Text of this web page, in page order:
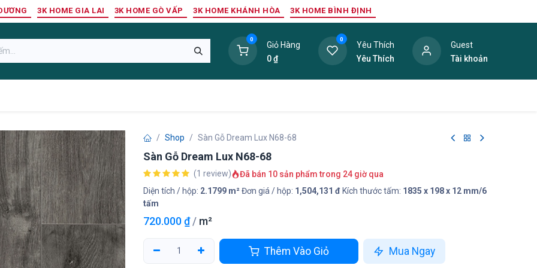
3K HOME GIA LAI 3K HOME GÒ VẤP 3K HOME KHÁNH HÒA 3K HOME BÌNH ĐỊNH
0
Giỏ Hàng
0₫
0
Yêu Thích
Yêu Thích
Guest
Tài khoản
Shop Sàn Gỗ Dream Lux N68-68
Sàn Gỗ Dream Lux N68-68
(1 review)
Đã bán 10 sản phẩm trong 24 giờ qua
Diện tích / hộp: 2.1799 m²Đơn giá / hộp: 1,504,131 đ Kích thước tấm: 1835 x 198 x 12 mm/6
tấm
720.000₫ / m²
Thêm Vào Giỏ Mua Ngay